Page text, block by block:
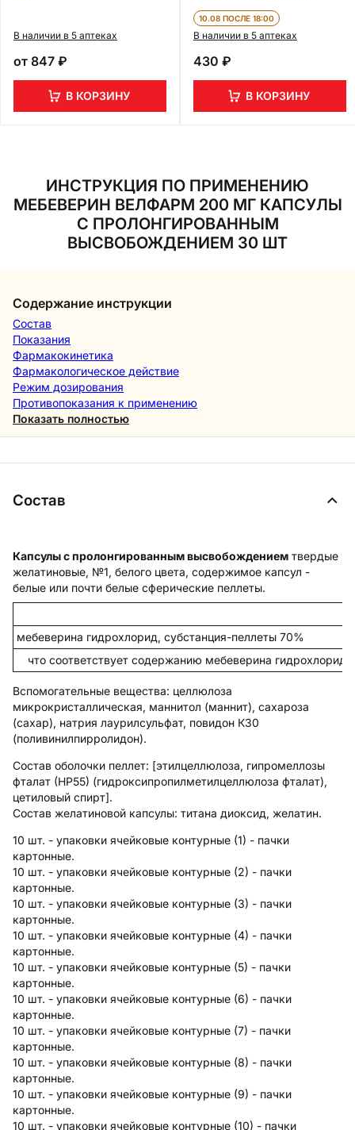
В наличии в 5 аптеках
от 847 ₽
В КОРЗИНУ
высвобождением 30 шт
10.08 ПОСЛЕ 18:00
В наличии в 5 аптеках
430 ₽
В КОРЗИНУ
ИНСТРУКЦИЯ ПО ПРИМЕНЕНИЮ
МЕБЕВЕРИН ВЕЛФАРМ 200 МГ КАПСУЛЫ
С ПРОЛОНГИРОВАННЫМ
ВЫСВОБОЖДЕНИЕМ 30 ШТ
Содержание инструкции
Состав
Показания
Фармакокинетика
Фармакологическое действие
Режим дозирования
Противопоказания к применению
Показать полностью
Состав
Капсулы с пролонгированным высвобождением твердые
желатиновые, №1, белого цвета, содержимое капсул -
белые или почти белые сферические пеллеты.
мебеверина гидрохлорид, субстанция-пеллеты 70%
что соответствует содержанию мебеверина гидрохлорида
Вспомогательные вещества: целлюлоза
микрокристаллическая, маннитол (маннит), сахароза
(сахар), натрия лаурилсульфат, повидон К30
(поливинилпирролидон).
Состав оболочки пеллет: [этилцеллюлоза, гипромеллозы
фталат (НР55) (гидроксипропилметилцеллюлоза фталат),
цетиловый спирт].
Состав желатиновой капсулы: титана диоксид, желатин.
10 шт. - упаковки ячейковые контурные (1) - пачки
картонные.
10 шт. - упаковки ячейковые контурные (2) - пачки
картонные.
10 шт. - упаковки ячейковые контурные (3) - пачки
картонные.
10 шт. - упаковки ячейковые контурные (4) - пачки
картонные.
10 шт. - упаковки ячейковые контурные (5) - пачки
картонные.
10 шт. - упаковки ячейковые контурные (6) - пачки
картонные.
10 шт. - упаковки ячейковые контурные (7) - пачки
картонные.
10 шт. - упаковки ячейковые контурные (8) - пачки
картонные.
10 шт. - упаковки ячейковые контурные (9) - пачки
картонные.
10 шт. - упаковки ячейковые контурные (10) - пачки